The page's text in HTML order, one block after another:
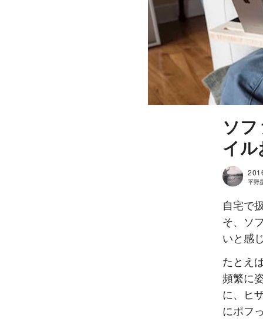
ソフ
イル
平野
自宅で
そ、ソ
いと感
たとえ
頻繁に
に、ヒ
にポフ